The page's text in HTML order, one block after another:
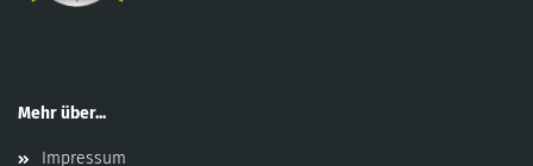
Mehr über...
Impressum